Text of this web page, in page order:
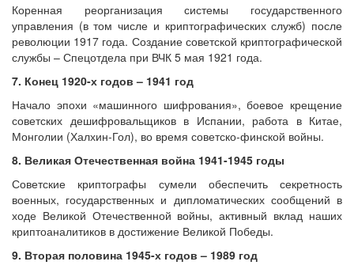
Коренная реорганизация системы государственного
управления (в том числе и криптографических служб) после
революции 1917 года. Создание советской криптографической
службы – Спецотдела при ВЧК 5 мая 1921 года.
7. Конец 1920-х годов – 1941 год
Начало эпохи «машинного шифрования», боевое крещение
советских дешифровальщиков в Испании, работа в Китае,
Монголии (Халхин-Гол), во время советско-финской войны.
8. Великая Отечественная война 1941-1945 годы
Советские криптографы сумели обеспечить секретность
военных, государственных и дипломатических сообщений в
ходе Великой Отечественной войны, активный вклад наших
криптоаналитиков в достижение Великой Победы.
9. Вторая половина 1945-х годов – 1989 год